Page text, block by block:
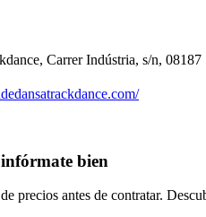
Carrer Indústria, s/n,
bien
precios antes de contratar.